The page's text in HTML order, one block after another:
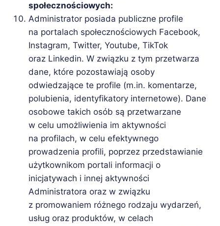
społecznościowych:
Administrator posiada publiczne profile
na portalach społecznościowych Facebook,
Instagram, Twitter, Youtube, TikTok
oraz Linkedin. W związku z tym przetwarza
dane, które pozostawiają osoby
odwiedzające te profile (m.in. komentarze,
polubienia, identyfikatory internetowe). Dane
osobowe takich osób są przetwarzane
w celu umożliwienia im aktywności
na profilach, w celu efektywnego
prowadzenia profili, poprzez przedstawianie
użytkownikom portali informacji o
inicjatywach i innej aktywności
Administratora oraz w związku
z promowaniem różnego rodzaju wydarzeń,
usług oraz produktów, w celach